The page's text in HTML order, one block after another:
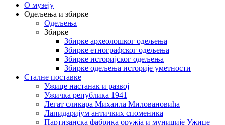
О музеју
Одељења и збирке
Одељења
Збирке
Збирке археолошког одељења
Збирке етнографског одељења
Збирке историјског одељења
Збирке одељења историје уметности
Сталне поставке
Ужице настанак и развој
Ужичка република 1941
Легат сликара Михаила Миловановића
Лапидаријум античких споменика
Партизанска фабрика оружја и муниције Ужице